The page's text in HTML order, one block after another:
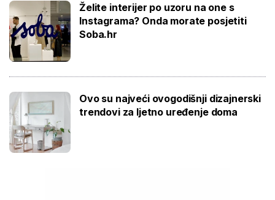
Želite interijer po uzoru na one s
Instagrama? Onda morate posjetiti
Soba.hr
Ovo su najveći ovogodišnji dizajnerski
trendovi za ljetno uređenje doma